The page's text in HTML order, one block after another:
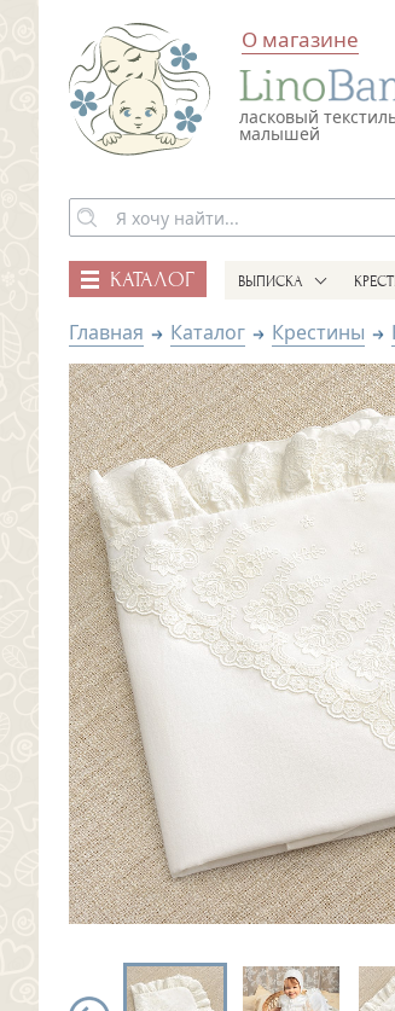
ласковый
малышей
О магазине
КАТАЛОГ ВЫПИСКА
Главная Каталог Крестины